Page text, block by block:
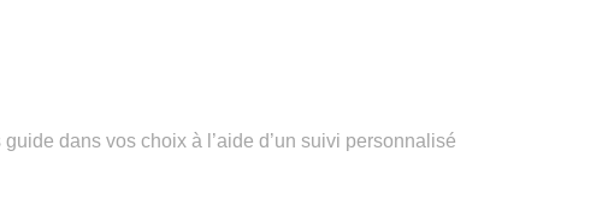
dans vos choix à l’aide d’un suivi personnalisé